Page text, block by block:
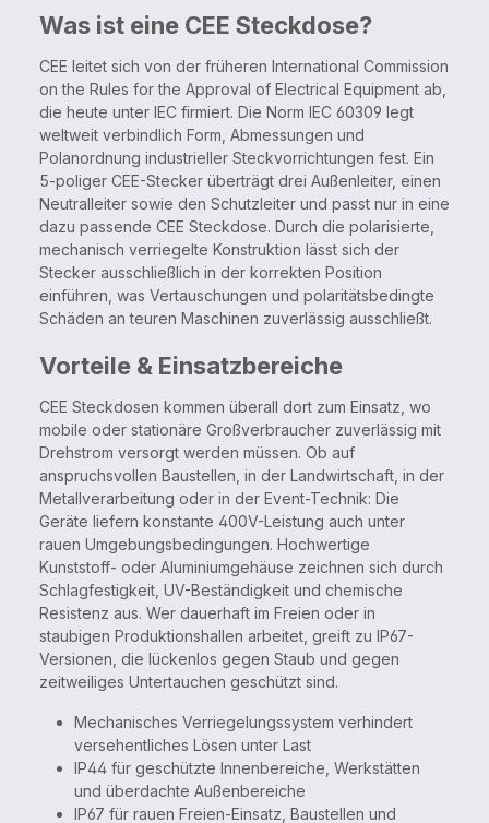
Was ist eine CEE Steckdose?
CEE leitet sich von der früheren International Commission
on the Rules for the Approval of Electrical Equipment ab,
die heute unter IEC firmiert. Die Norm IEC 60309 legt
weltweit verbindlich Form, Abmessungen und
Polanordnung industrieller Steckvorrichtungen fest. Ein
5-poliger CEE-Stecker überträgt drei Außenleiter, einen
Neutralleiter sowie den Schutzleiter und passt nur in eine
dazu passende CEE Steckdose. Durch die polarisierte,
mechanisch verriegelte Konstruktion lässt sich der
Stecker ausschließlich in der korrekten Position
einführen, was Vertauschungen und polaritätsbedingte
Schäden an teuren Maschinen zuverlässig ausschließt.
Vorteile & Einsatzbereiche
CEE Steckdosen kommen überall dort zum Einsatz, wo
mobile oder stationäre Großverbraucher zuverlässig mit
Drehstrom versorgt werden müssen. Ob auf
anspruchsvollen Baustellen, in der Landwirtschaft, in der
Metallverarbeitung oder in der Event-Technik: Die
Geräte liefern konstante 400V-Leistung auch unter
rauen Umgebungsbedingungen. Hochwertige
Kunststoff- oder Aluminiumgehäuse zeichnen sich durch
Schlagfestigkeit, UV-Beständigkeit und chemische
Resistenz aus. Wer dauerhaft im Freien oder in
staubigen Produktionshallen arbeitet, greift zu IP67-
Versionen, die lückenlos gegen Staub und gegen
zeitweiliges Untertauchen geschützt sind.
Mechanisches Verriegelungssystem verhindert
versehentliches Lösen unter Last
IP44 für geschützte Innenbereiche, Werkstätten
und überdachte Außenbereiche
IP67 für rauen Freien-Einsatz, Baustellen und